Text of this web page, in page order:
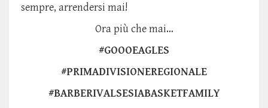
sempre, arrendersi mai!
Ora più che mai…
#GOOOEAGLES
#PRIMADIVISIONEREGIONALE
#BARBERIVALSESIABASKETFAMILY